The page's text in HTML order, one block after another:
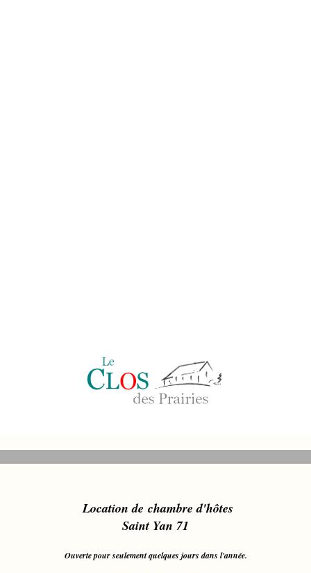
Location de chambre d'hôtes
Saint Yan 71
Ouverte pour seulement quelques jours dans l'année.